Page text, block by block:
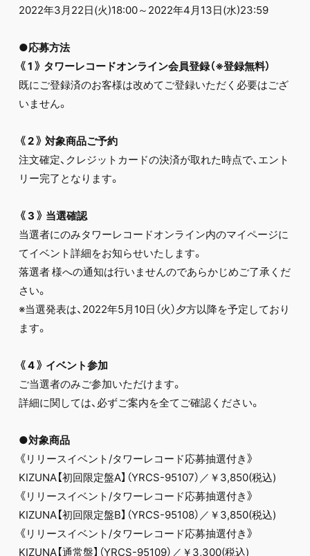
2022年3月22日(火)18:00～2022年4月13日(水)23:59
●応募方法
《1》 タワーレコードオンライン会員登録（※登録無料）
既にご登録済のお客様は改めてご登録いただく必要はござ
いません。
《2》 対象商品ご予約
注文確定、クレジットカードの決済が取れた時点で、エント
リー完了となります。
《3》 当選確認
当選者にのみタワーレコードオンライン内のマイページに
てイベント詳細をお知らせいたします。
落選者 様への通知は行いませんのであらかじめご了承くだ
さい。
※当選発表は、2022年5月10日（火）夕方以降を予定しており
ます。
《4》 イベント参加
ご当選者のみご参加いただけます。
詳細に関しては、必ずご案内を全てご確認ください。
●対象商品
《リリースイベント/タワーレコード応募抽選付き》
KIZUNA【初回限定盤A】（YRCS-95107）／￥3,850(税込)
《リリースイベント/タワーレコード応募抽選付き》
KIZUNA【初回限定盤B】（YRCS-95108）／￥3,850(税込)
《リリースイベント/タワーレコード応募抽選付き》
KIZUNA【通常盤】（YRCS-95109）／￥3,300(税込)